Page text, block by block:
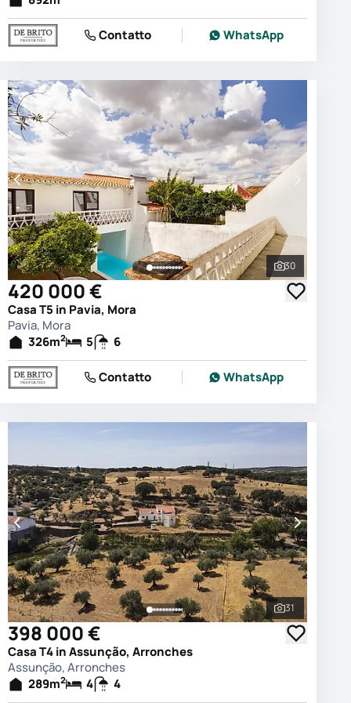
Contatto WhatsApp
le foto Vedi tutte le
30
420 000 €
Casa T5 in Pavia, Mora
Pavia, Mora
326m2 5 6
Contatto WhatsApp
le foto Vedi tutte le
31
398 000 €
Casa T4 in Assunção, Arronches
Assunção, Arronches
289m2 4 4